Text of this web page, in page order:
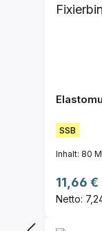
SSB
Inhalt: 80
11,66 €
Netto: